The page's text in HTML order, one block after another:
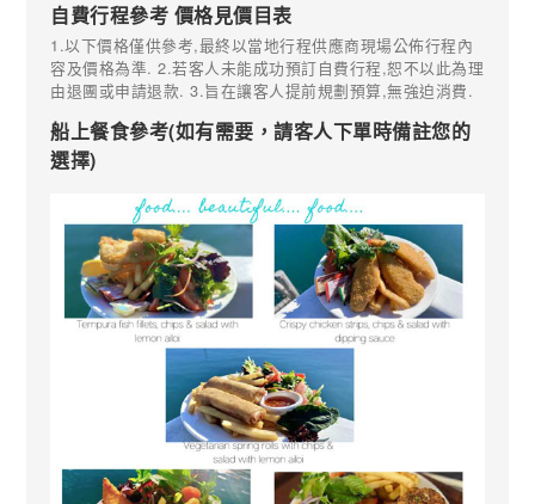
自費行程參考 價格見價目表
1.以下價格僅供參考,最終以當地行程供應商現場公佈行程內
容及價格為準. 2.若客人未能成功預訂自費行程,恕不以此為理
由退團或申請退款. 3.旨在讓客人提前規劃預算,無強迫消費.
船上餐食參考(如有需要，請客人下單時備註您的
選擇)